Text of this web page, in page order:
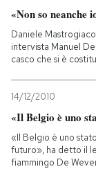
«Non so neanche
Daniele
intervista Manuel
casco che si è
14/12/2010
«Il Belgio è uno
«Il Belgio è uno
futuro», ha detto il
fiammingo De